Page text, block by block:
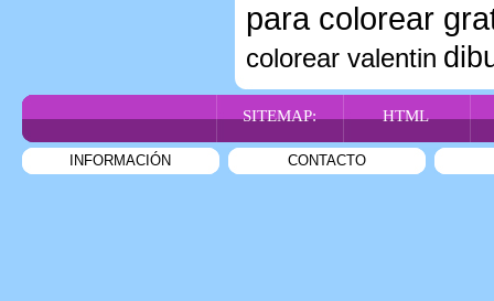
para colorear
colorear valentin
SITEMAP: HTML
INFORMACIÓN CONTACTO